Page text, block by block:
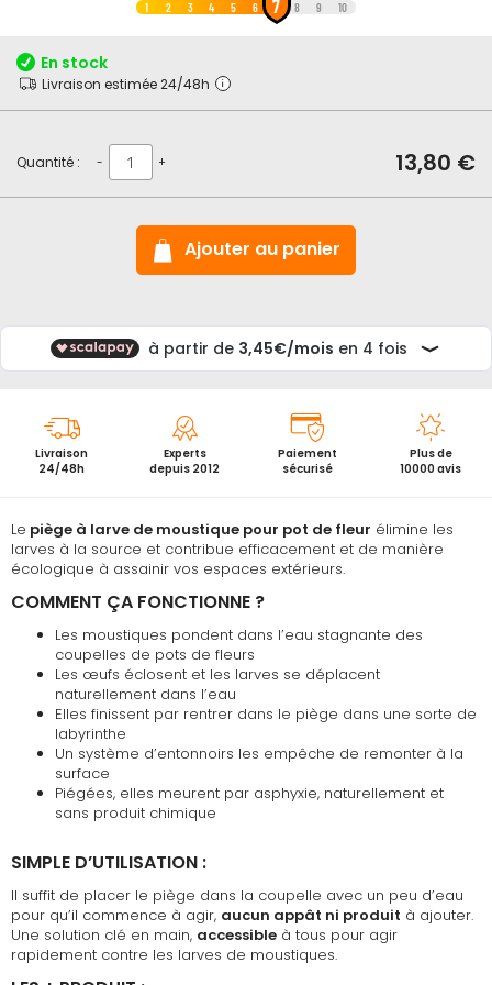
de
la
1 2 3 4 5 6 7 8 9 10
Le piège à larve de moustique pour pot de fleur élimine les
larves à la source et contribue efficacement et de manière
écologique à assainir vos espaces extérieurs.
COMMENT ÇA FONCTIONNE ?
Les moustiques pondent dans l’eau stagnante des
coupelles de pots de fleurs
Les œufs éclosent et les larves se déplacent
naturellement dans l’eau
Elles finissent par rentrer dans le piège dans une sorte de
labyrinthe
Un système d’entonnoirs les empêche de remonter à la
surface
Piégées, elles meurent par asphyxie, naturellement et
sans produit chimique
SIMPLE D’UTILISATION :
Il suffit de placer le piège dans la coupelle avec un peu d’eau
pour qu’il commence à agir, aucun appât ni produit à ajouter.
Une solution clé en main, accessible à tous pour agir
rapidement contre les larves de moustiques.
En stock
Livraison estimée 24/48h
Quantité : - + 13,80 €
Ajouter au panier
Livraison
24/48h
Experts
depuis 2012
Paiement
sécurisé
Plus de
10000 avis